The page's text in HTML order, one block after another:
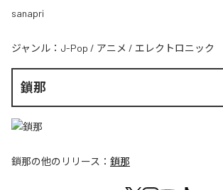
sanapri
ジャンル： J-Pop / アニメ / エレクトロニック
鎖那
鎖那の他のリリース： 鎖那